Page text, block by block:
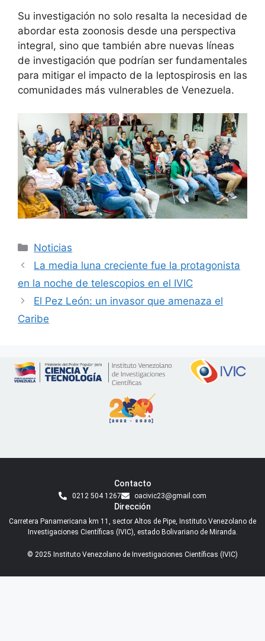
Su investigación no solo resalta la necesidad de
abordar esta zoonosis desde una perspectiva
integral, sino que también abre nuevas líneas
de investigación que podrían ser fundamentales
para mitigar el impacto de la leptospirosis en las
comunidades más vulnerables de Venezuela.
Noticias
La media luna creciente fue la protagonista
en la noche de telescopios en el IVIC
El Pez León: un invasor que amenaza el
Caribe
Contacto
0212 504 1267 oacivic23@gmail.com
Dirección
Carretera Panamericana km 11, sector Altos de Pipe, Instituto Venezolano de
Investigaciones Científicas (IVIC), estado Bolivariano de Miranda.
© 2025 Instituto Venezolano de Investigaciones Científicas (IVIC)